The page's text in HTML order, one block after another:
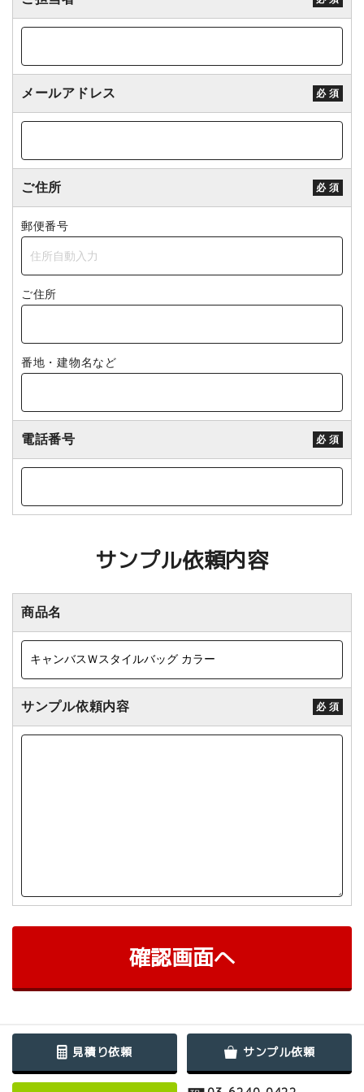
メールアドレス 必 須
ご住所 必 須
郵便番号
ご住所
番地・建物名など
電話番号 必 須
サンプル依頼内容
商品名
サンプル依頼内容 必 須
確認画面へ
見積り依頼 サンプル依頼